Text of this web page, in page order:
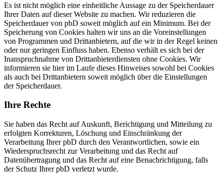
Es ist nicht möglich eine einheitliche Aussage zu der Speicherdauer
Ihrer Daten auf dieser Website zu machen. Wir reduzieren die
Speicherdauer von pbD soweit möglich auf ein Minimum. Bei der
Speicherung von Cookies halten wir uns an die Voreinstellungen
von Programmen und Drittanbietern, auf die wir in der Regel keinen
oder nur geringen Einfluss haben. Ebenso verhält es sich bei der
Inanspruchnahme von Drittanbieterdiensten ohne Cookies. Wir
informieren sie hier im Laufe dieses Hinweises sowohl bei Cookies
als auch bei Drittanbietern soweit möglich über die Einstellungen
der Speicherdauer.
Ihre Rechte
Sie haben das Recht auf Auskunft, Berichtigung und Mitteilung zu
erfolgten Korrekturen, Löschung und Einschränkung der
Verarbeitung Ihrer pbD durch den Verantwortlichen, sowie ein
Wiederspruchsrecht zur Verarbeitung und das Recht auf
Datenübertragung und das Recht auf eine Benachrichtigung, falls
der Schutz Ihrer pbD verletzt wurde.